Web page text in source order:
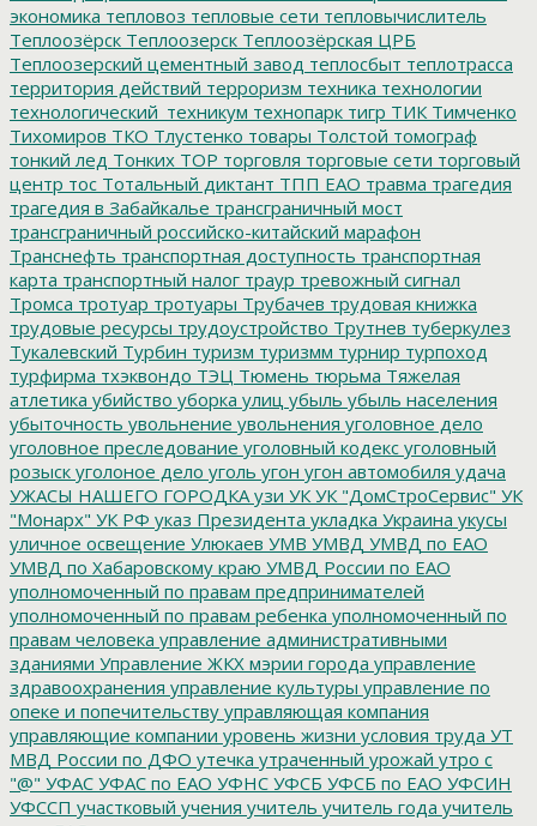
экономика тепловоз тепловые сети тепловычислитель
Теплоозёрск Теплоозерск Теплоозёрская ЦРБ
Теплоозерский цементный завод теплосбыт теплотрасса
территория действий терроризм техника технологии
технологический_техникум технопарк тигр ТИК Тимченко
Тихомиров ТКО Тлустенко товары Толстой томограф
тонкий лед Тонких ТОР торговля торговые сети торговый
центр тос Тотальный диктант ТПП ЕАО травма трагедия
трагедия в Забайкалье трансграничный мост
трансграничный российско-китайский марафон
Транснефть транспортная доступность транспортная
карта транспортный налог траур тревожный сигнал
Тромса тротуар тротуары Трубачев трудовая книжка
трудовые ресурсы трудоустройство Трутнев туберкулез
Тукалевский Турбин туризм туризмм турнир турпоход
турфирма тхэквондо ТЭЦ Тюмень тюрьма Тяжелая
атлетика убийство уборка улиц убыль убыль населения
убыточность увольнение увольнения уголовное дело
уголовное преследование уголовный кодекс уголовный
розыск уголоное дело уголь угон угон автомобиля удача
УЖАСЫ НАШЕГО ГОРОДКА узи УК УК "ДомСтроСервис" УК
"Монарх" УК РФ указ Президента укладка Украина укусы
уличное освещение Улюкаев УМВ УМВД УМВД по ЕАО
УМВД по Хабаровскому краю УМВД России по ЕАО
уполномоченный по правам предпринимателей
уполномоченный по правам ребенка уполномоченный по
правам человека управление административными
зданиями Управление ЖКХ мэрии города управление
здравоохранения управление культуры управление по
опеке и попечительству управляющая компания
управляющие компании уровень жизни условия труда УТ
МВД России по ДФО утечка утраченный урожай утро с
"@" УФАС УФАС по ЕАО УФНС УФСБ УФСБ по ЕАО УФСИН
УФССП участковый учения учитель учитель года учитель